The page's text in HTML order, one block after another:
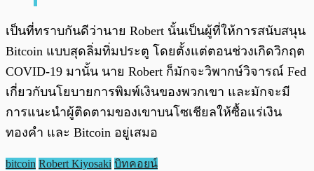
เป็นที่ทราบกันดีว่านาย Robert นั้นเป็นผู้ที่ให้การสนับสนุน
Bitcoin แบบสุดลิ่มทิ่มประตู โดยตั้งแต่ตอนช่วงเกิดวิกฤต
COVID-19 มานั้น นาย Robert ก็มักจะวิพากษ์วิจารณ์ Fed
เกี่ยวกับนโยบายการพิมพ์เงินของพวกเขา และมักจะมี
การแนะนำผู้ติดตามของเขาบนโซเชียลให้ซื้อแร่เงิน
ทองคำ และ Bitcoin อยู่เสมอ
bitcoin Robert Kiyosaki บิทคอยน์